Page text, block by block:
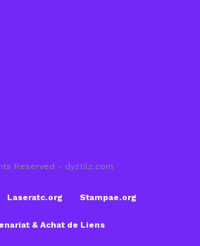
Reserved - dyztilz.com
Laseratc.org Stampae.org
& Achat de Liens